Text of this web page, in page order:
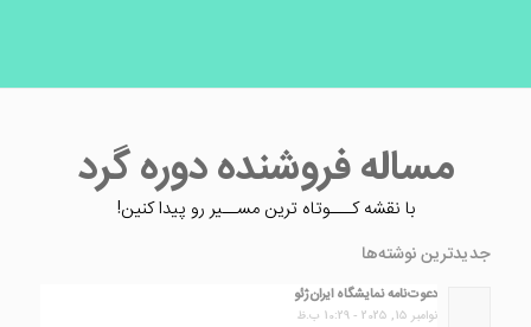
مساله فروشنده دوره گرد
با نقشه کـــوتاه ترین مســیر رو پیدا کنین!
جدیدترین نوشته‌ها
دعوت‌نامه نمایشگاه ایران‌ژئو
نوامبر 15, 2025 - 10:29 ب.ظ